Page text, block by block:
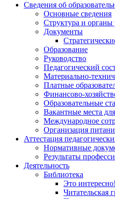
Сведения об
Основные сведения
Структура и органы
Документы
Образование
Руководство
Педагогический
Материально-
Платные
Финансово-
Образовательные
Вакантные места
Международное
Организация
Аттестация
Нормативные
Результаты
Деятельность
Библиотека
Это интересно!
Читательская